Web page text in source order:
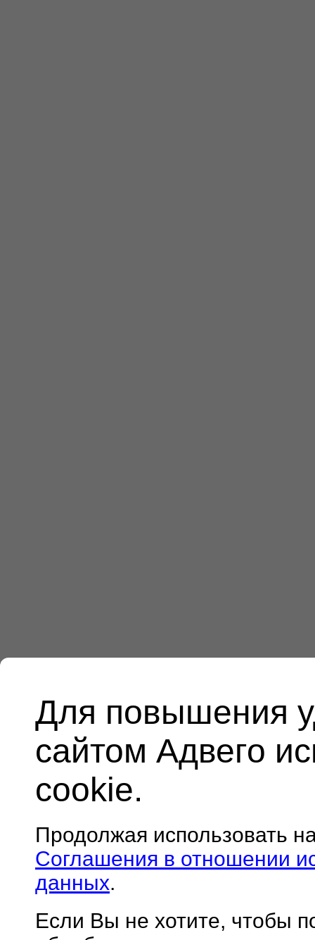
Для повышения
сайтом Адвего
cookie.
Продолжая использовать
Соглашения в отношении
данных.
Если Вы не хотите, чтобы